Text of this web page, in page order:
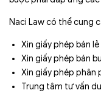
Naci Law có thể cung
Xin giấy phép bán
Xin giấy phép bán
Xin giấy phép phân
Trung tâm tư vấn